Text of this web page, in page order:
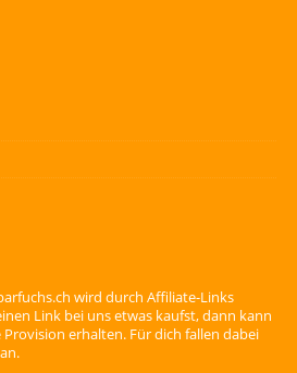
wird durch Affiliate-Links
Link bei uns etwas kaufst, dann kann
Provision erhalten. Für dich fallen dabei